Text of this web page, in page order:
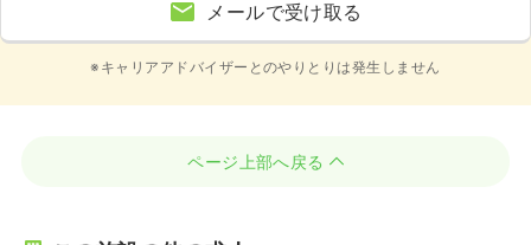
メールで受け取る
※キャリアアドバイザーとのやりとりは発生しません
ページ上部へ戻る